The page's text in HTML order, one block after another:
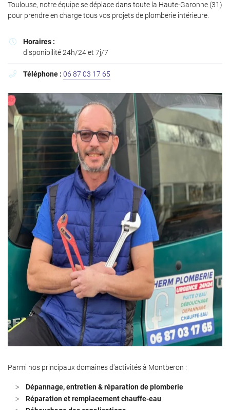
En cochant cette case, vous consentez à recevoir nos propositions commerciales à
l'adresse email indiqué ci-dessus. Vous pouvez vous désinscrire à tout moment en
utilisantle formulaire de désinscription.
Toulouse, notre équipe se déplace dans toute la Haute-Garonne (31)
pour prendre en charge tous vos projets de plomberie intérieure.

Horaires :
disponibilité 24h/24 et 7j/7
 Téléphone : 06 87 03 17 65
Parmi nos principaux domaines d'activités à Montberon :
Dépannage, entretien & réparation de plomberie
Réparation et remplacement chauffe-eau